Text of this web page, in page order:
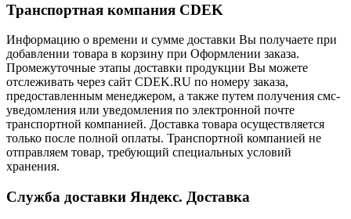
Транспортная компания CDEK
Информацию о времени и сумме доставки Вы получаете при
добавлении товара в корзину при Оформлении заказа.
Промежуточные этапы доставки продукции Вы можете
отслеживать через сайт CDEK.RU по номеру заказа,
предоставленным менеджером, а также путем получения смс-
уведомления или уведомления по электронной почте
транспортной компанией. Доставка товара осуществляется
только после полной оплаты. Транспортной компанией не
отправляем товар, требующий специальных условий
хранения.
Служба доставки Яндекс. Доставка